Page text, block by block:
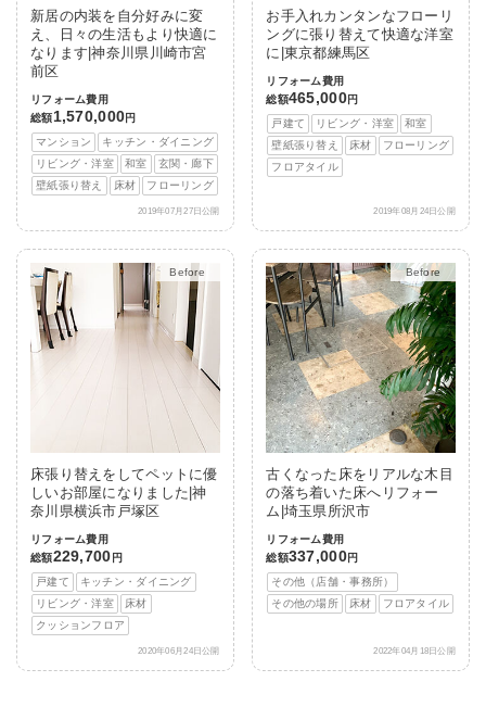
新居の内装を自分好みに変
え、日々の生活もより快適に
なります|神奈川県川崎市宮
前区
リフォーム費用
総額1,570,000円
マンション
キッチン・ダイニング
リビング・洋室
和室
玄関・廊下
壁紙張り替え
床材 フローリング
2019年07月27日公開
お手入れカンタンなフローリ
ングに張り替えて快適な洋室
に|東京都練馬区
リフォーム費用
総額465,000円
戸建て
リビング・洋室
和室
壁紙張り替え
床材
フローリング
フロアタイル
2019年08月24日公開
After
床張り替えをしてペットに優
しいお部屋になりました|神
奈川県横浜市戸塚区
リフォーム費用
総額229,700 円
戸建て
キッチン・ダイニング
リビング・洋室
床材
クッションフロア
2020年06月24日公開
After
古くなった床をリアルな木目
の落ち着いた床へリフォー
ム|埼玉県所沢市
リフォーム費用
総額337,000円
その他（店舗・事務所）
その他の場所
床材 フロアタイル
2022年04月18日公開